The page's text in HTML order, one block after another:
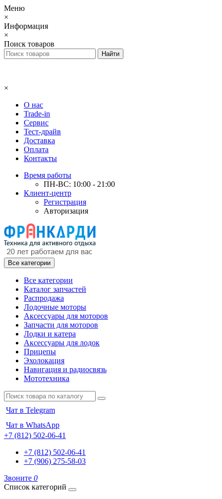
Меню
×
Информация
×
Поиск товаров
×
О нас
Trade-in
Сервис
Тест-драйв
Доставка
Оплата
Контакты
Время работы
ПН-ВС: 10:00 - 21:00
Клиент-центр
Регистрация
Авторизация
Все категории
Все категории
Каталог запчастей
Распродажа
Лодочные моторы
Аксессуары для моторов
Запчасти для моторов
Лодки и катера
Аксессуары для лодок
Прицепы
Эхолокация
Навигация и радиосвязь
Мототехника
Чат в Telegram
Чат в WhatsApp
+7 (812) 502-06-41
+7 (812) 502-06-41
+7 (906) 275-58-03
Звоните 0
Список категорий